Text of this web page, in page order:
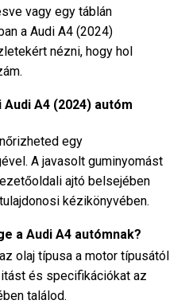
vagy egy táblán
a Audi A4 (2024)
nézni, hogy hol
A4 (2024) autóm
egy
A javasolt guminyomást
ajtó belsejében
kézikönyvében.
a Audi A4 autómnak?
olaj típusa a motor típusától
és specifikációkat az
találod.